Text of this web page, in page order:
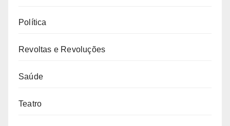
Política
Revoltas e Revoluções
Saúde
Teatro